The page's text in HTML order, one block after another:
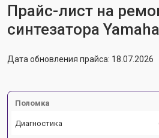
Прайс-лист на
синтезатора
Дата обновления прайса: 18.07.2026
Поломка
Диагностика